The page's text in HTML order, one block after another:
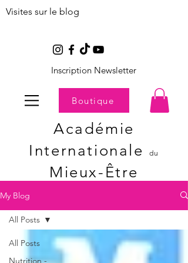
Visites sur le blog
Inscription Newsletter
Boutique
Académie
Internationaledu
Mieux-Être
My Blog
All Posts
Nutrition -
All Posts